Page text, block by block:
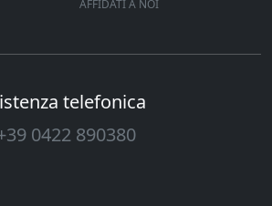
AFFIDATI A NOI
telefonica
0422 890380